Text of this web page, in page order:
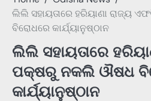
ଲିଲି ସହାୟତାରେ ହରିୟାଣା ରାଜ୍ୟ
ବିରୋଧରେ କାର୍ଯ୍ୟାନୁଷ୍ଠାନ
ଲିଲି ସହାୟତାରେ
ପକ୍ଷରୁ ନକଲି ଔଷଧ
କାର୍ଯ୍ୟାନୁଷ୍ଠାନ